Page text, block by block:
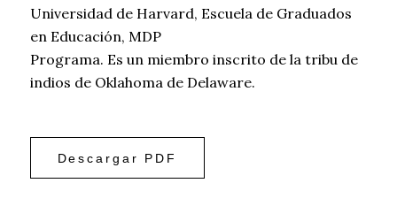
Universidad de Harvard, Escuela de Graduados
en Educación, MDP
Programa. Es un miembro inscrito de la tribu de
indios de Oklahoma de Delaware.
Descargar PDF